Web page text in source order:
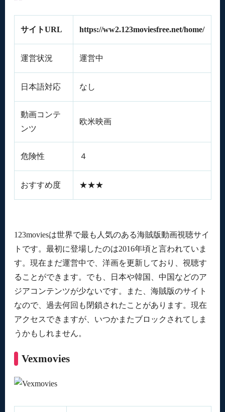
サイトURL https://ww2.123moviesfree.net/home/
運営状況 運営中
日本語対応 なし
動画コンテ
ンツ
欧米映画
危険性 ４
おすすめ度 ★★★
123moviesは世界で最も人気のある海賊版動画視聴サイ
トです。最初に登場したのは2016年頃と言われていま
す。現在まだ運営中で、洋画を更新しており、視聴す
ることができます。でも、日本や韓国、中国などのア
ジアコンテンツが少ないです。また、海賊版のサイト
なので、過去何回も閉鎖されたことがあります。現在
アクセスできますが、いつかまたブロックされてしま
うかもしれません。
Vexmovies